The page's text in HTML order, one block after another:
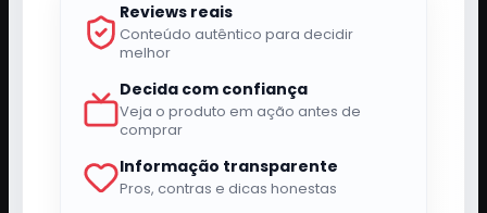
Reviews reais
Conteúdo autêntico para decidir
melhor
Decida com confiança
Veja o produto em ação antes de
comprar
Informação transparente
Pros, contras e dicas honestas